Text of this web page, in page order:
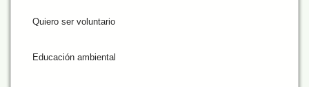
Quiero ser voluntario
Educación ambiental